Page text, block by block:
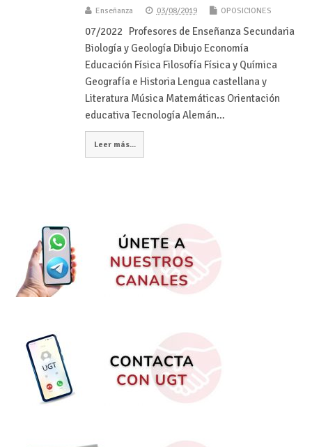
Enseñanza 03/08/2019 OPOSICIONES
07/2022 Profesores de Enseñanza Secundaria
Biología y Geología Dibujo Economía
Educación Física Filosofía Física y Química
Geografía e Historia Lengua castellana y
Literatura Música Matemáticas Orientación
educativa Tecnología Alemán…
Leer más...